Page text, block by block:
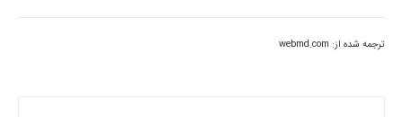
ترجمه شده از: webmd.com